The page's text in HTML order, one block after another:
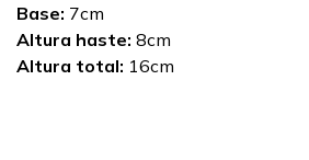
Base: 7cm
Altura haste: 8cm
Altura total: 16cm